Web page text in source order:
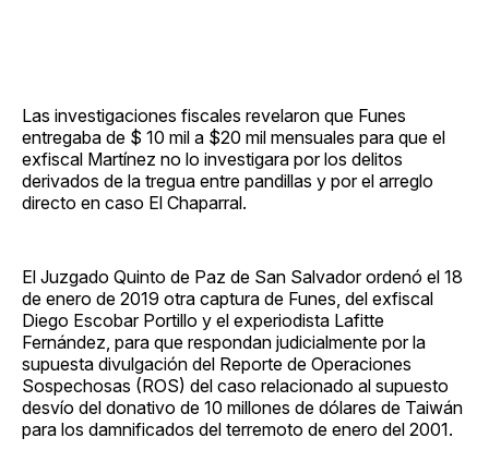
Las investigaciones fiscales revelaron que Funes
entregaba de $ 10 mil a $20 mil mensuales para que el
exfiscal Martínez no lo investigara por los delitos
derivados de la tregua entre pandillas y por el arreglo
directo en caso El Chaparral.
El Juzgado Quinto de Paz de San Salvador ordenó el 18
de enero de 2019 otra captura de Funes, del exfiscal
Diego Escobar Portillo y el experiodista Lafitte
Fernández, para que respondan judicialmente por la
supuesta divulgación del Reporte de Operaciones
Sospechosas (ROS) del caso relacionado al supuesto
desvío del donativo de 10 millones de dólares de Taiwán
para los damnificados del terremoto de enero del 2001.